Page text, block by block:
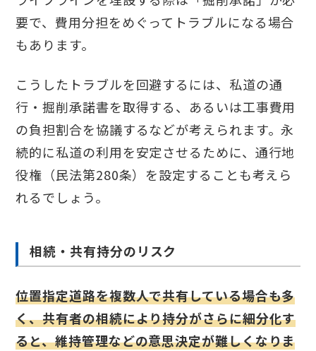
要で、費用分担をめぐってトラブルになる場合
もあります。
こうしたトラブルを回避するには、私道の通
行・掘削承諾書を取得する、あるいは工事費用
の負担割合を協議するなどが考えられます。永
続的に私道の利用を安定させるために、通行地
役権（民法第280条）を設定することも考えら
れるでしょう。
相続・共有持分のリスク
位置指定道路を複数人で共有している場合も多
く、共有者の相続により持分がさらに細分化す
ると、維持管理などの意思決定が難しくなりま